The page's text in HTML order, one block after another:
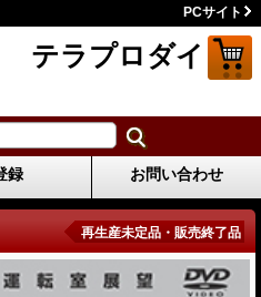
PCサイト
ラプロダイ
録 お問い合わせ
再生産未定品・販売終了品